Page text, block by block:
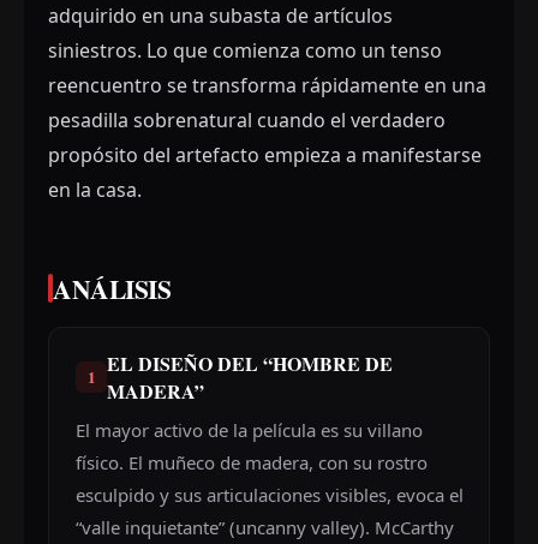
adquirido en una subasta de artículos
siniestros. Lo que comienza como un tenso
reencuentro se transforma rápidamente en una
pesadilla sobrenatural cuando el verdadero
propósito del artefacto empieza a manifestarse
en la casa.
ANÁLISIS
1 EL DISEÑO DEL “HOMBRE DE
MADERA”
El mayor activo de la película es su villano
físico. El muñeco de madera, con su rostro
esculpido y sus articulaciones visibles, evoca el
“valle inquietante” (uncanny valley). McCarthy